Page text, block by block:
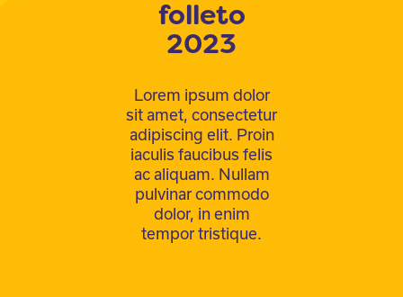
folleto
2023
Lorem ipsum dolor
sit amet, consectetur
adipiscing elit. Proin
iaculis faucibus felis
ac aliquam. Nullam
pulvinar commodo
dolor, in enim
tempor tristique.